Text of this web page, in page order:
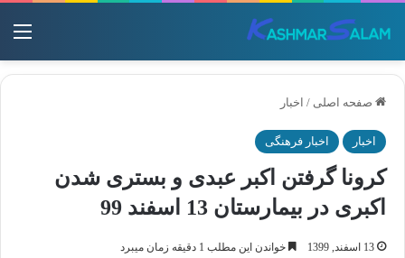
صفحه اصلی / اخبار
اخبار اخبار فرهنگی
کرونا گرفتن اکبر عبدی و بستری شدن
اکبری در بیمارستان 13 اسفند 99
13 اسفند, 1399 خواندن این مطلب 1 دقیقه زمان میبرد